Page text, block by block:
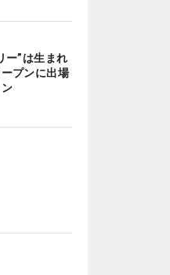
ー”は生まれ
プンに出場